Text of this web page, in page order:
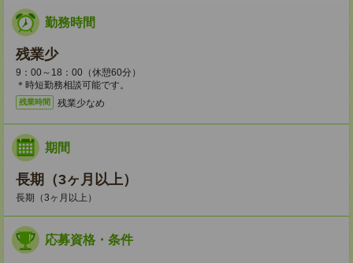
勤務時間
残業少
9：00～18：00（休憩60分）
＊時短勤務相談可能です。
残業時間 残業少なめ
期間
長期（3ヶ月以上）
長期（3ヶ月以上）
応募資格・条件